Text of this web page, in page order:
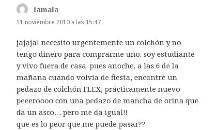
lamala
11 noviembre 2010 a las 15:47
jajaja! necesito urgentemente un colchón y no
tengo dinero para comprarme uno. soy estudiante
y vivo fuera de casa. pues anoche, a las 6 de la
mañana cuando volvía de fiesta, encontré un
pedazo de colchón FLEX, prácticamente nuevo
peeeroooo con una pedazo de mancha de orina que
da un asco… pero me da igual!!
que es lo peor que me puede pasar??